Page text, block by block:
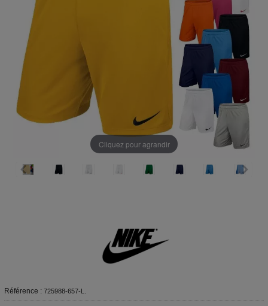
Cliquez pour agrandir
Référence : 725988-657-L.